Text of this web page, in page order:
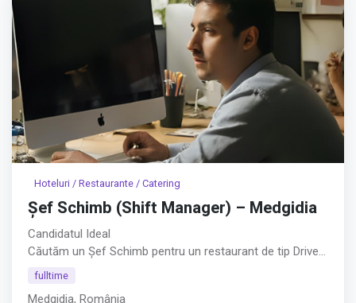
Hoteluri / Restaurante / Catering
Șef Schimb (Shift Manager) – Medgidia
Candidatul Ideal
Căutăm un Șef Schimb pentru un restaurant de tip Drive
Thru din Medgidia.︇︃︅︎︃︊︉︎​️︀︆︋​︁︁️︀​︋️︎︌​️︊︊︆︅︃︋︋︊︃︌︍
fulltime
Medgidia, România